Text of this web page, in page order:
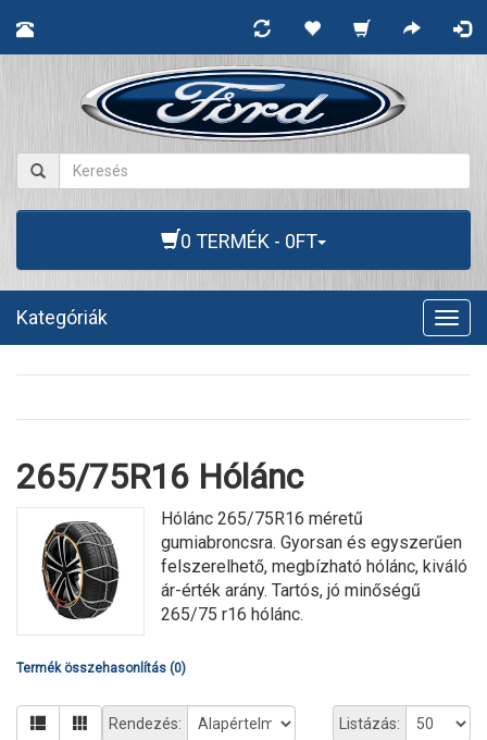
0 TERMÉK - 0FT
Kategóriák
265/75R16 Hólánc
Hólánc 265/75R16 méretű
gumiabroncsra. Gyorsan és egyszerűen
felszerelhető, megbízható hólánc, kiváló
ár-érték arány. Tartós, jó minőségű
265/75 r16 hólánc.
Termék összehasonlítás (0)
Listázás:
Rendezés: